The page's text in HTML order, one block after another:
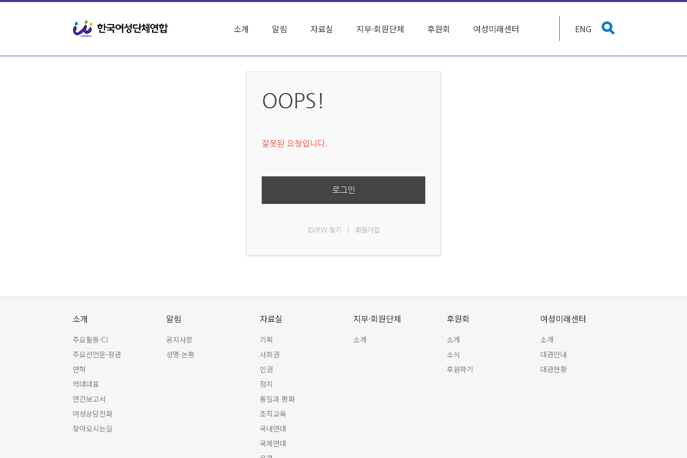
소개 알림 자료실 지부·회원단체 후원회 여성미래센터 ENG
OOPS!
잘못된 요청입니다.
로그인
ID/PW 찾기 회원가입
소개
주요활동·CI
주요선언문·정관
연혁
역대대표
연간보고서
여성상담전화
찾아오시는길
알림
공지사항
성명·논평
자료실
기획
사회권
인권
정치
통일과 평화
조직교육
국내연대
국제연대
지부·회원단체
소개
후원회
소개
소식
후원하기
여성미래센터
소개
대관안내
대관현황